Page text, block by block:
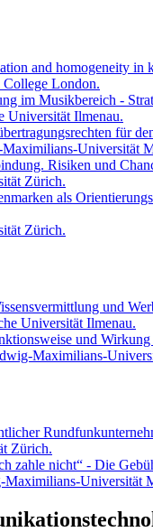
and homogeneity in
College London.
im Musikbereich -
Universität Ilmenau.
für
Universität
Risiken und
Zürich.
als
Zürich.
und
Universität Ilmenau.
und
Maximilians-
Zürich.
zahle nicht“ - Die
Universität